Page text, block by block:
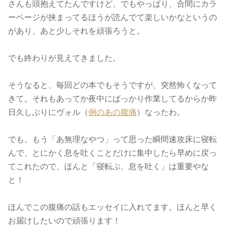
さんも頭抱えてたんですけど、でもやっぱり、合間にカラ
ーページが挟まってるほうが読んでて楽しいかなというの
があり、あと少しそれを頑張ろうと。
でも終わりが見えてきました。
そうなると、毎回どの本でもそうですが、突然怖くなって
きて。それもあってか夜中にばっかり作業してるからか昨
日久しぶりにヴォル（例のあの腹痛）なったわ。
でも、もう「あ無理なやつ」って思った瞬間速攻床に寝転
んで、とにかく息を吐くことだけに集中したら早めに戻っ
てこれたので、ほんと「寝転ぶ、息を吐く」は重要やな
と！
ほんでこの腹痛の話もエッセイに入れてます。ほんと早く
お届けしたいので頑張ります！